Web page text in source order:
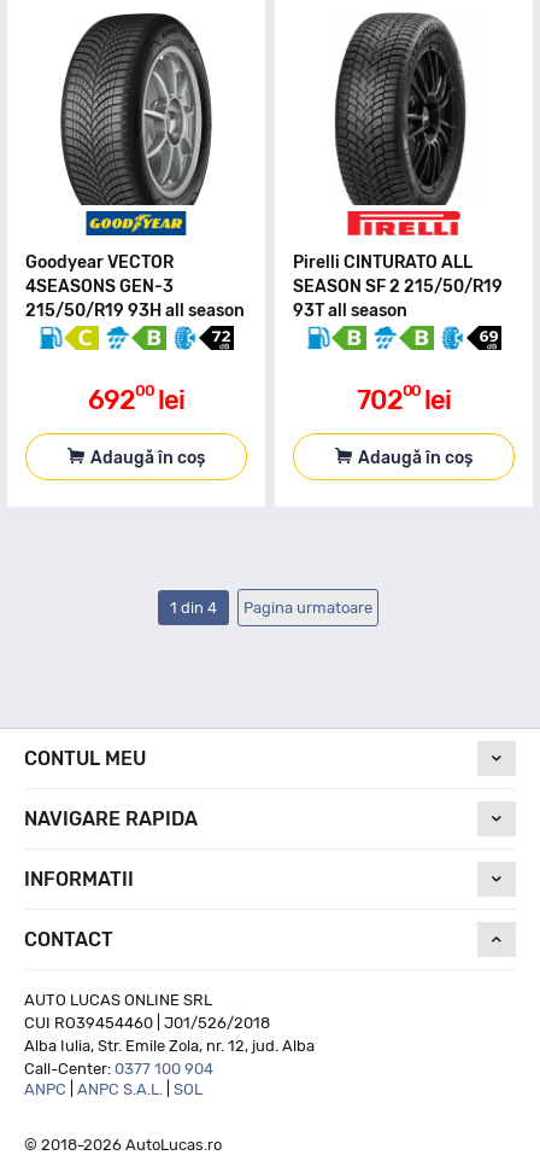
Goodyear VECTOR
4SEASONS GEN-3
215/50/R19 93H all season
69200 lei
Adaugă în coș
Pirelli CINTURATO ALL
SEASON SF 2 215/50/R19
93T all season
70200 lei
Adaugă în coș
1 din 4 Pagina urmatoare
CONTUL MEU
NAVIGARE RAPIDA
INFORMATII
CONTACT
AUTO LUCAS ONLINE SRL
CUI RO39454460 | J01/526/2018
Alba Iulia, Str. Emile Zola, nr. 12, jud. Alba
Call-Center: 0377 100 904
ANPC
ANPC S.A.L. SOL
© 2018-2026 AutoLucas.ro